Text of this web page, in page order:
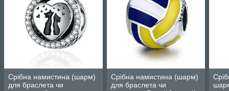
Срібна намистина (шарм)
для браслета чи
Срібна намистина (шарм)
для браслета чи